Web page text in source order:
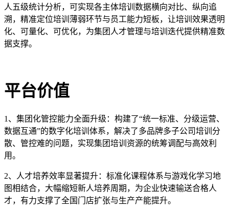
人五级统计分析，可实现各主体培训数据横向对比、纵向追
溯，精准定位培训薄弱环节与员工能力短板，让培训效果透明
化、可量化、可优化，为集团人才管理与培训迭代提供精准数
据支撑。
平台价值
1、集团化管控能力全面升级：构建了“统一标准、分级运营、
数据互通”的数字化培训体系，解决了多品牌多子公司培训分
散、管控难的问题，实现集团培训资源的统筹调配与高效利
用。
2、人才培养效率显著提升：标准化课程体系与游戏化学习地
图相结合，大幅缩短新人培养周期，为企业快速输送合格人
才，有力支撑了全国门店扩张与生产产能提升。